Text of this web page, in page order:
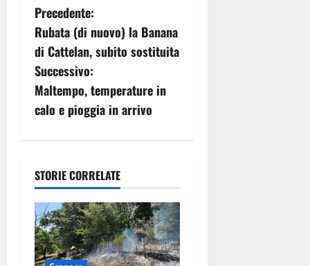
N
a
v
i
a
z
i
o
Precedente:
Rubata (di nuovo) la Banana
di Cattelan, subito sostituita
Successivo:
Maltempo, temperature in
calo e pioggia in arrivo
STORIE CORRELATE